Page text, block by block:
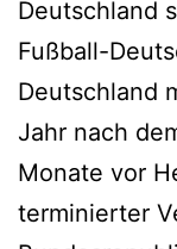
Deutschland
Fußball-
Deutschland
Jahr nach
Monate vor
terminierter